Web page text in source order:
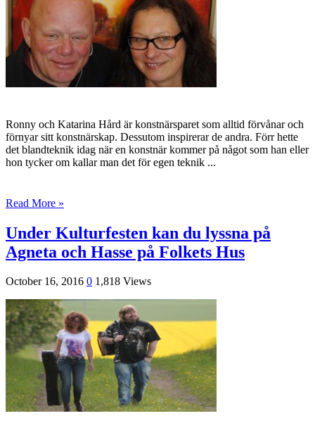
Ronny och Katarina Hård är konstnärsparet som alltid förvånar och
förnyar sitt konstnärskap. Dessutom inspirerar de andra. Förr hette
det blandteknik idag när en konstnär kommer på något som han eller
hon tycker om kallar man det för egen teknik ...
Read More »
Under Kulturfesten kan du lyssna på
Agneta och Hasse på Folkets Hus
October 16, 2016 0 1,818 Views